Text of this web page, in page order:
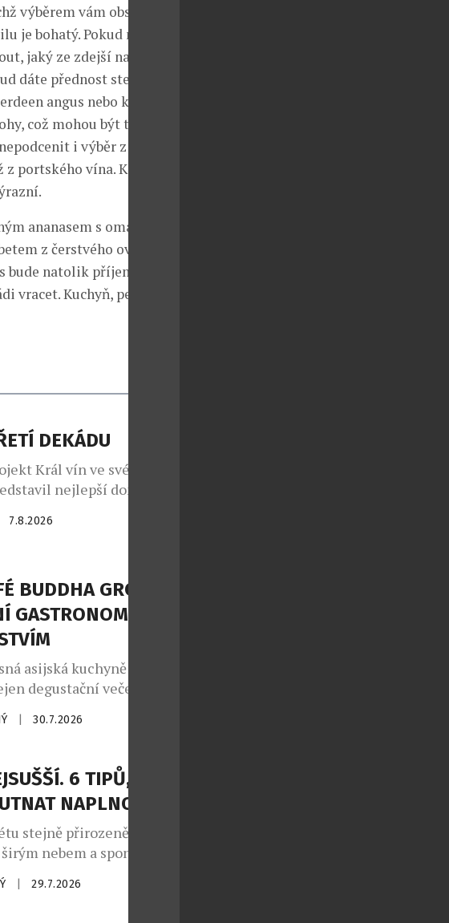
výběrem vám obsluha
je bohatý. Pokud máte
jaký ze zdejší nabídky
dáte přednost steaku,
angus nebo křehký
což mohou být třeba
i výběr z vhodné
portského vína. Každá z
ananasem s omáčkou z
z čerstvého ovoce.
bude natolik příjemným a
vracet. Kuchyň, personál
DEKÁDU
Král vín ve svém již
nejlepší domácí
který se – i přesto, že
7.8.2026
BUDDHA GROUP
GASTRONOMII S
asijská kuchyně potká s
degustační večeře, ale
zvou hosty na cestu
vinařskými regiony.
tří tematických
nich se uskuteční v
30.7.2026
6 TIPŮ, JAK
NAPLNO
stejně přirozeně jako
nebem a spontánní
místo si našlo také v
je sedmým
29.7.2026